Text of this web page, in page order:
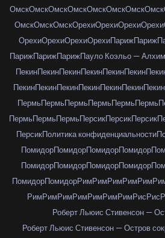
ОмскОмскОмскОмскОмскОмскОмскОмск
ОмскОмскОмскОрехиОрехиОрехиОрехи
ОрехиОрехиОрехиОрехиПарижПариж
ПарижПарижПарижПауло Коэльо —
ПекинПекинПекинПекинПекинПекин
ПекинПекинПекинПекинПекинПекинПекин
ПермьПермьПермьПермьПермьПермь
ПермьПермьПермьПерсикПерсикПерсик
ПерсикПолитика конфиденциальности
ПомидорПомидорПомидорПомидор
ПомидорПомидорПомидорПомидор
ПомидорПомидорРимРимРимРимРим
РимРимРимРимРимРимРимРисРис
Роберт Льюис Стивенсон —
Роберт Льюис Стивенсон — Остров